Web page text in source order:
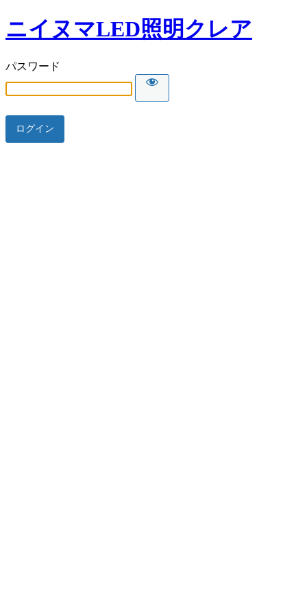
ニイヌマLED照明クレア
パスワード